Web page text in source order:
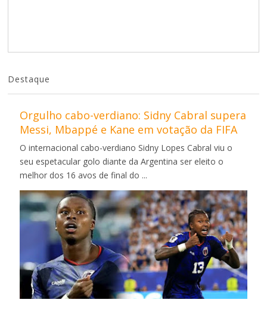
Destaque
Orgulho cabo-verdiano: Sidny Cabral supera
Messi, Mbappé e Kane em votação da FIFA
O internacional cabo-verdiano Sidny Lopes Cabral viu o
seu espetacular golo diante da Argentina ser eleito o
melhor dos 16 avos de final do ...